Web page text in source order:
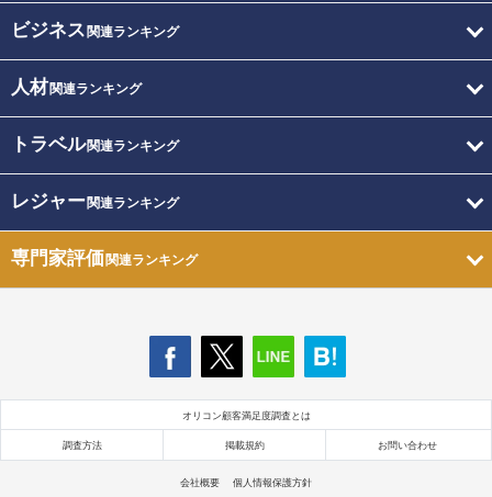
ビジネス 関連ランキング
人材関連ランキング
トラベル関連ランキング
レジャー関連ランキング
専門家評価関連ランキング
オリコン顧客満足度調査とは
調査方法 掲載規約 お問い合わせ
会社概要 個人情報保護方針